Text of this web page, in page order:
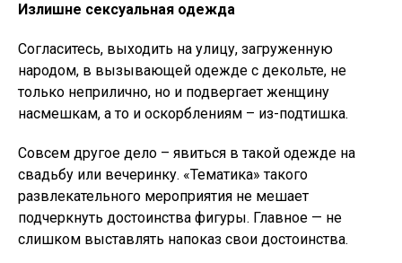
Излишне сексуальная одежда
Согласитесь, выходить на улицу, загруженную
народом, в вызывающей одежде с декольте, не
только неприлично, но и подвергает женщину
насмешкам, а то и оскорблениям – из-подтишка.
Совсем другое дело – явиться в такой одежде на
свадьбу или вечеринку. «Тематика» такого
развлекательного мероприятия не мешает
подчеркнуть достоинства фигуры. Главное — не
слишком выставлять напоказ свои достоинства.